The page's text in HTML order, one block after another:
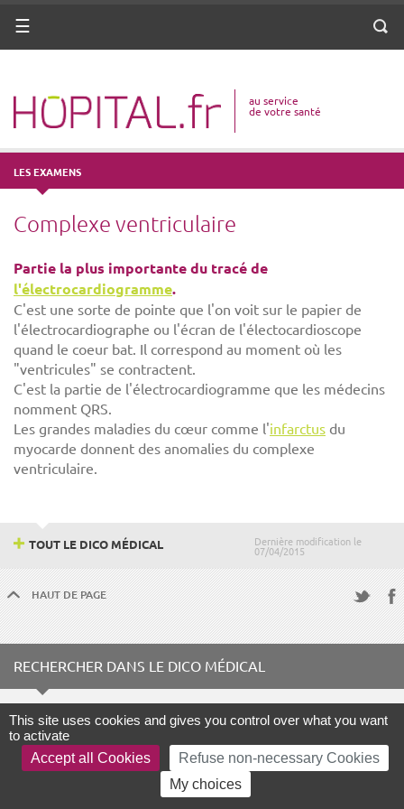
ANNUAIRE
VOTRE SANTÉ
DROITS & DÉMARCHES
MISSIONS
MÉTIERS
Menu
au service
de votre santé
LES EXAMENS
Complexe ventriculaire
Partie la plus importante du tracé de
l'électrocardiogramme.
C'est une sorte de pointe que l'on voit sur le papier de
l'électrocardiographe ou l'écran de l'électocardioscope
quand le coeur bat. Il correspond au moment où les
"ventricules" se contractent.
C'est la partie de l'électrocardiogramme que les médecins
nomment QRS.
Les grandes maladies du cœur comme l'infarctus du
myocarde donnent des anomalies du complexe
ventriculaire.
Dernière modification le
07/04/2015
TOUT LE DICO MÉDICAL
HAUT DE PAGE
RECHERCHER DANS LE DICO MÉDICAL
This site uses cookies and gives you control over what you want
to activate
Accept all Cookies
Refuse non-necessary Cookies
My choices